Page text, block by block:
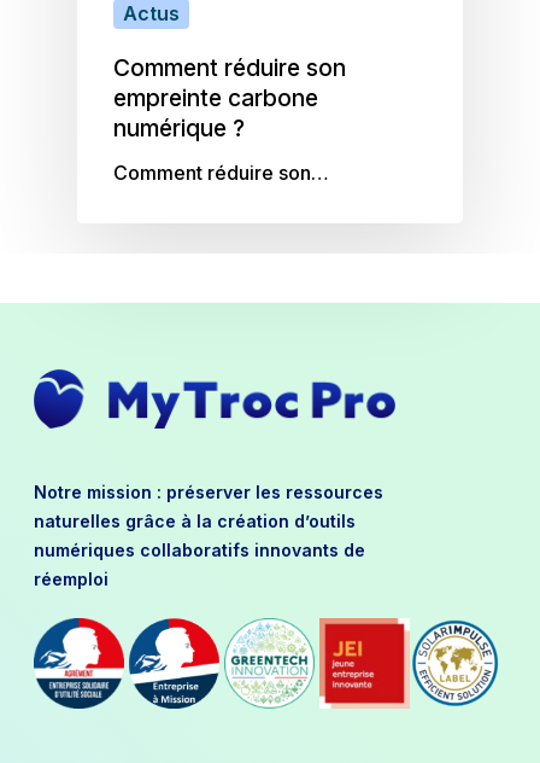
Actus
Comment réduire son
empreinte carbone
numérique ?
Comment réduire son…
Notre mission : préserver les ressources
naturelles grâce à la création d’outils
numériques collaboratifs innovants de
réemploi